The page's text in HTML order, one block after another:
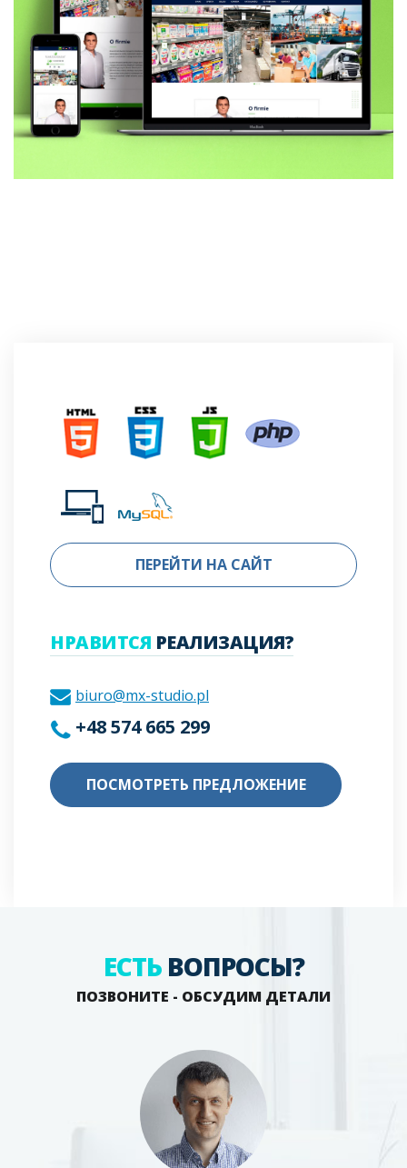
ПЕРЕЙТИ НА САЙТ
НРАВИТСЯ РЕАЛИЗАЦИЯ?
biuro@mx-studio.pl
+48 574 665 299
ПОСМОТРЕТЬ ПРЕДЛОЖЕНИЕ
ЕСТЬ ВОПРОСЫ?
ПОЗВОНИТЕ - ОБСУДИМ ДЕТАЛИ